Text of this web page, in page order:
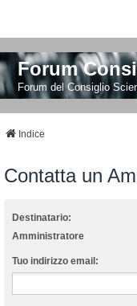
Forum
Forum del Consiglio
Indice
Contatta un
Destinatario:
Amministratore
Tuo indirizzo email: